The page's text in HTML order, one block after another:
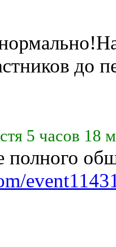
до
5 часов 18
полного